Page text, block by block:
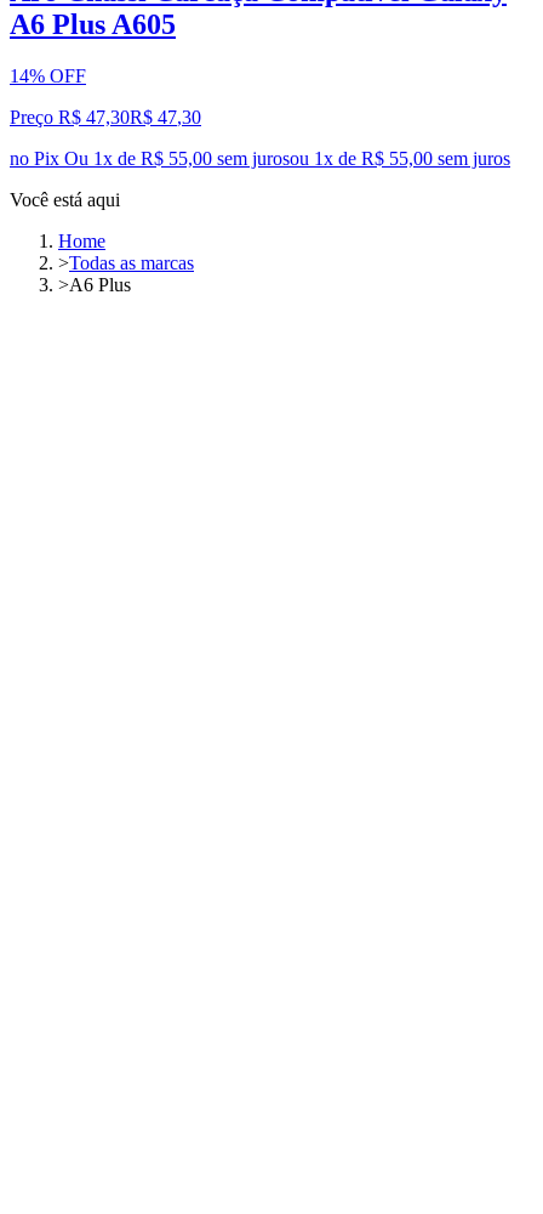
A6 Plus A605
14% OFF
Preço R$ 47,30R$ 47,30
no Pix Ou 1x de R$ 55,00 sem jurosou 1x de R$ 55,00 sem juros
Você está aqui
Home
>Todas as marcas
>A6 Plus